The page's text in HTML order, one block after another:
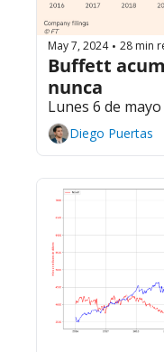
May 7, 2024 • 28 min
Buffett
nunca
Lunes 6 de
Diego Puertas